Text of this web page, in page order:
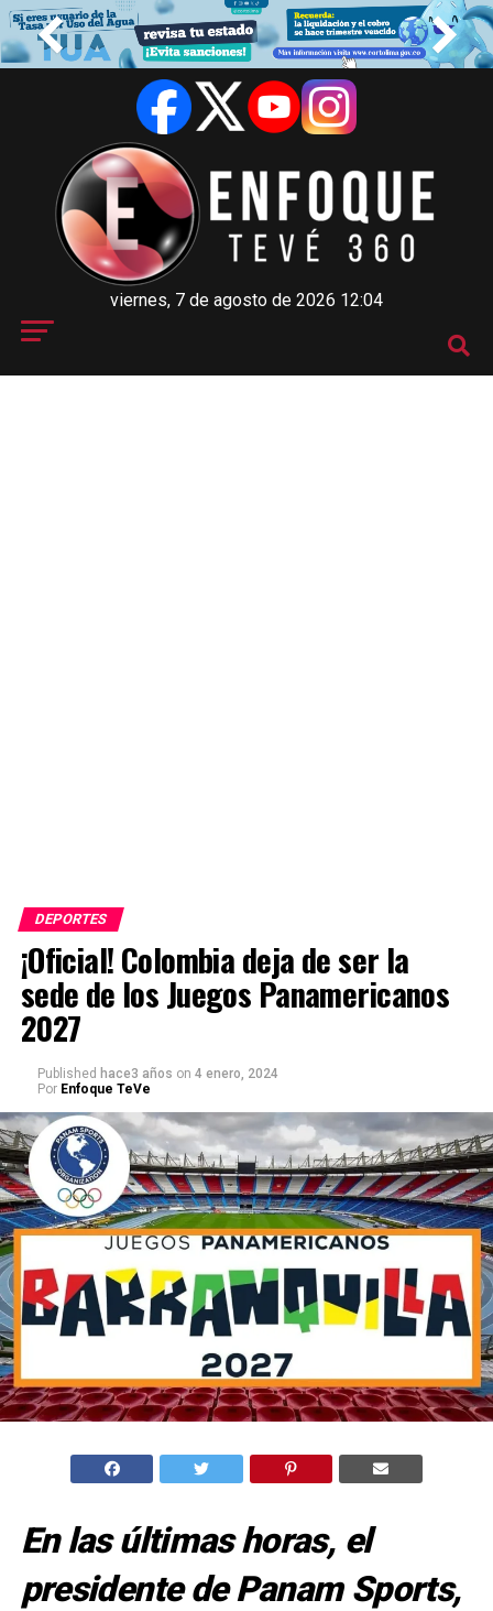
viernes, 7 de agosto de 2026 12:04
DEPORTES
¡Oficial! Colombia deja de ser la
sede de los Juegos Panamericanos
2027
Published hace3 años on 4 enero, 2024
Por Enfoque TeVe
En las últimas horas, el
presidente de Panam Sports,